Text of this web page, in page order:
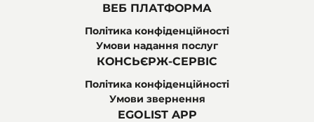
ВЕБ ПЛАТФОРМА
Політика конфіденційності
Умови надання послуг
КОНСЬЄРЖ-СЕРВІС
Політика конфіденційності
Умови звернення
EGOLIST APP